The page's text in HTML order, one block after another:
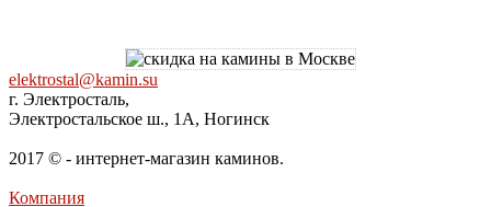
elektrostal@kamin.su
г. Электросталь,
Электростальское ш., 1А, Ногинск
2017 © - интернет-магазин каминов.
Компания